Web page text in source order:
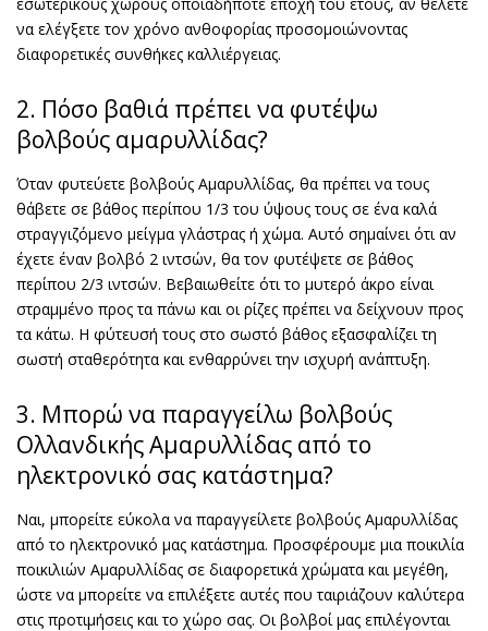
να ελέγξετε τον χρόνο ανθοφορίας προσομοιώνοντας
διαφορετικές συνθήκες καλλιέργειας.
2. Πόσο βαθιά πρέπει να φυτέψω
βολβούς αμαρυλλίδας?
Όταν φυτεύετε βολβούς Αμαρυλλίδας, θα πρέπει να τους
θάβετε σε βάθος περίπου 1/3 του ύψους τους σε ένα καλά
στραγγιζόμενο μείγμα γλάστρας ή χώμα. Αυτό σημαίνει ότι αν
έχετε έναν βολβό 2 ιντσών, θα τον φυτέψετε σε βάθος
περίπου 2/3 ιντσών. Βεβαιωθείτε ότι το μυτερό άκρο είναι
στραμμένο προς τα πάνω και οι ρίζες πρέπει να δείχνουν προς
τα κάτω. Η φύτευσή τους στο σωστό βάθος εξασφαλίζει τη
σωστή σταθερότητα και ενθαρρύνει την ισχυρή ανάπτυξη.
3. Μπορώ να παραγγείλω βολβούς
Ολλανδικής Αμαρυλλίδας από το
ηλεκτρονικό σας κατάστημα?
Ναι, μπορείτε εύκολα να παραγγείλετε βολβούς Αμαρυλλίδας
από το ηλεκτρονικό μας κατάστημα. Προσφέρουμε μια ποικιλία
ποικιλιών Αμαρυλλίδας σε διαφορετικά χρώματα και μεγέθη,
ώστε να μπορείτε να επιλέξετε αυτές που ταιριάζουν καλύτερα
στις προτιμήσεις και το χώρο σας. Οι βολβοί μας επιλέγονται